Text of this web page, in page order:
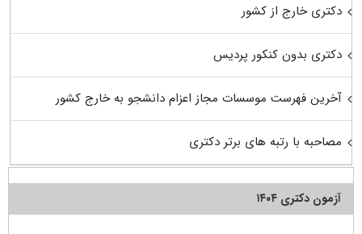
دکتری خارج از کشور
دکتری بدون کنکور پردیس
آخرین فهرست موسسات مجاز اعزام دانشجو به خارج کشور
مصاحبه با رتبه های برتر دکتری
آزمون دکتری ۱۴۰۴